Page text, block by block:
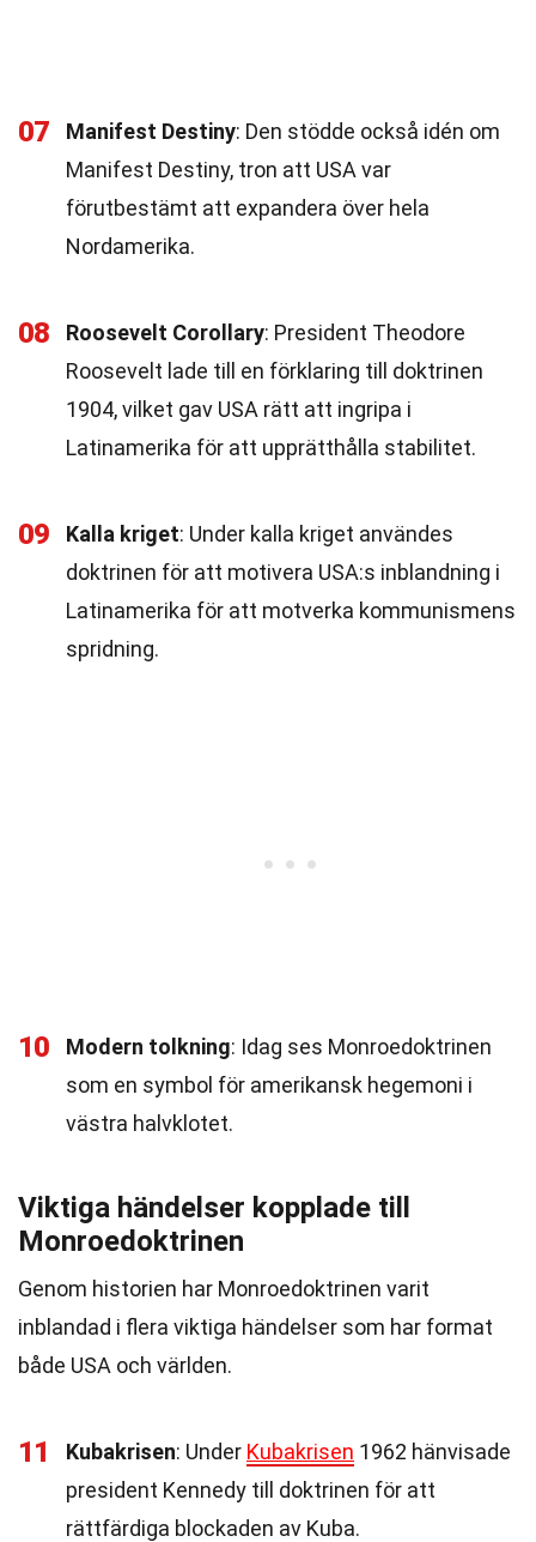
07 Manifest Destiny: Den stödde också idén om
Manifest Destiny, tron att USA var
förutbestämt att expandera över hela
Nordamerika.
08 Roosevelt Corollary: President Theodore
Roosevelt lade till en förklaring till doktrinen
1904, vilket gav USA rätt att ingripa i
Latinamerika för att upprätthålla stabilitet.
09 Kalla kriget: Under kalla kriget användes
doktrinen för att motivera USA:s inblandning i
Latinamerika för att motverka kommunismens
spridning.
10 Modern tolkning: Idag ses Monroedoktrinen
som en symbol för amerikansk hegemoni i
västra halvklotet.
Viktiga händelser kopplade till
Monroedoktrinen
Genom historien har Monroedoktrinen varit
inblandad i flera viktiga händelser som har format
både USA och världen.
11 Kubakrisen: Under Kubakrisen 1962 hänvisade
president Kennedy till doktrinen för att
rättfärdiga blockaden av Kuba.